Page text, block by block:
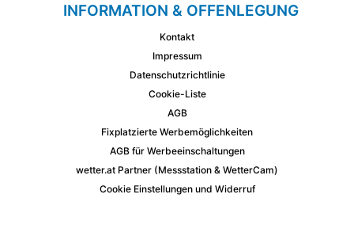
INFORMATION & OFFENLEGUNG
Kontakt
Impressum
Datenschutzrichtlinie
Cookie-Liste
AGB
Fixplatzierte Werbemöglichkeiten
AGB für Werbeeinschaltungen
wetter.at Partner (Messstation & WetterCam)
Cookie Einstellungen und Widerruf